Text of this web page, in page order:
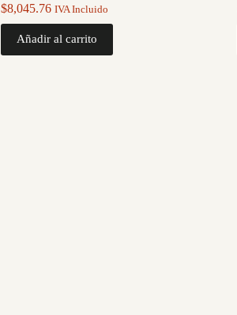
$8,045.76 IVA Incluido
Añadir al carrito